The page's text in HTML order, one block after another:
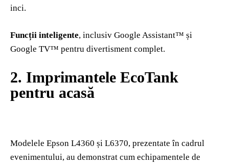
inci.
Funcții inteligente, inclusiv Google Assistant™️ și
Google TV™️ pentru divertisment complet.
2.⁠ ⁠Imprimantele EcoTank
pentru acasă
Modelele Epson L4360 și L6370, prezentate în cadrul
evenimentului, au demonstrat cum echipamentele de